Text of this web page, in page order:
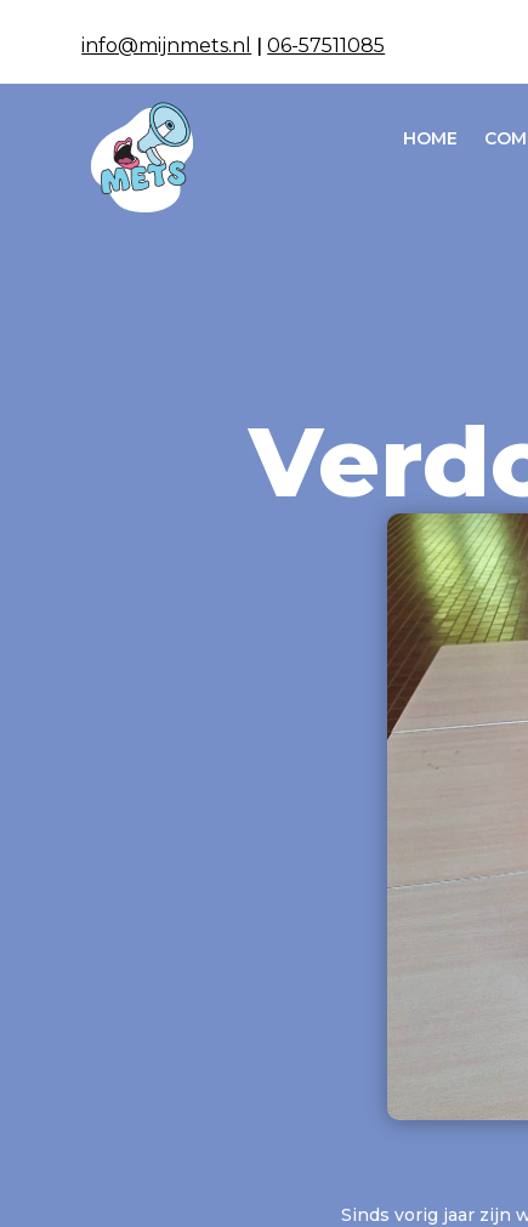
info@mijnmets.nl |06-57511085
HOME
Sinds vorig jaar zijn